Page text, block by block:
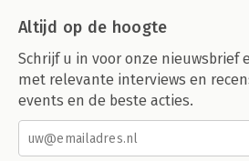
Altijd op de hoogte
Schrijf u in voor onze nieuwsbrief
met relevante interviews en
events en de beste acties.